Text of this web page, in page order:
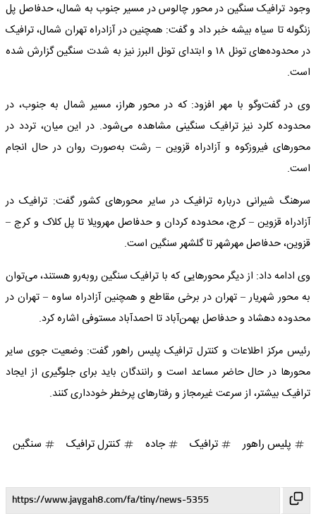
وجود ترافیک سنگین در محور چالوس در مسیر جنوب به شمال، حدفاصل پل
زنگوله تا سیاه بیشه خبر داد و گفت: همچنین در آزادراه تهران شمال، ترافیک
در محدوده‌های تونل ۱۸ و ابتدای تونل البرز نیز به شدت سنگین گزارش شده
است.
وی در گفت‌وگو با مهر افزود: که در محور هراز، مسیر شمال به جنوب، در
محدوده کلرد نیز ترافیک سنگینی مشاهده می‌شود. در این میان، تردد در
محورهای فیروزکوه و آزادراه قزوین – رشت به‌صورت روان در حال انجام
است.
سرهنگ شیرانی درباره ترافیک در سایر محورهای کشور گفت: ترافیک در
آزادراه قزوین – کرج، محدوده کردان و حدفاصل مهرویلا تا پل کلاک و کرج –
قزوین، حدفاصل مهرشهر تا گلشهر سنگین است.
وی ادامه داد: از دیگر محورهایی که با ترافیک سنگین روبه‌رو هستند، می‌توان
به محور شهریار – تهران در برخی مقاطع و همچنین آزادراه ساوه – تهران در
محدوده دهشاد و حدفاصل بهمن‌آباد تا احمدآباد مستوفی اشاره کرد.
رئیس مرکز اطلاعات و کنترل ترافیک پلیس راهور گفت: وضعیت جوی سایر
محورها در حال حاضر مساعد است و رانندگان باید برای جلوگیری از ایجاد
ترافیک بیشتر، از سرعت غیرمجاز و رفتارهای پرخطر خودداری کنند.
پلیس راهور ترافیک جاده کنترل ترافیک سنگین